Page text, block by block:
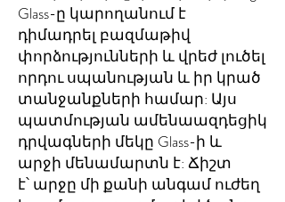
Glass-ը կարողանում է
դիմադրել բազմաթիվ
փորձությունների և վրեժ լուծել
որդու սպանության և իր կրած
տանջանքների համար: Այս
պատմության ամենաազդեցիկ
դրվագների մեկը Glass-ի և
արջի մենամարտն է: Ճիշտ
է՝ արջը մի քանի անգամ ուժեղ